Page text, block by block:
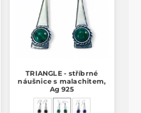
TRIANGLE - stříbrné
náušnice s malachitem,
Ag 925